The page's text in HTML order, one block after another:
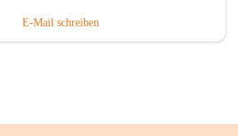
E-Mail schreiben